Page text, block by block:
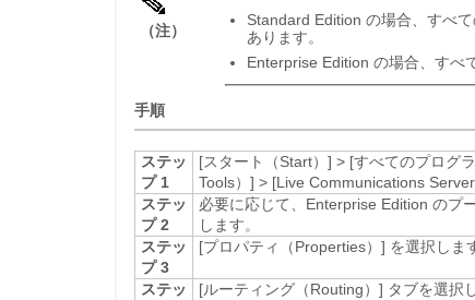
（注）
Standard Edition の場合、すべ
あります。
Enterprise Edition の場合、すべ
手順
ステッ
プ 1
[スタート（Start）] > [すべてのプログ
Tools）] > [Live Communications
ステッ
プ 2
必要に応じて、Enterprise Edition のプ
します。
ステッ
プ 3
[プロパティ（Properties）] を選択しま
ステッ
[ルーティング（Routing）] タブを選択